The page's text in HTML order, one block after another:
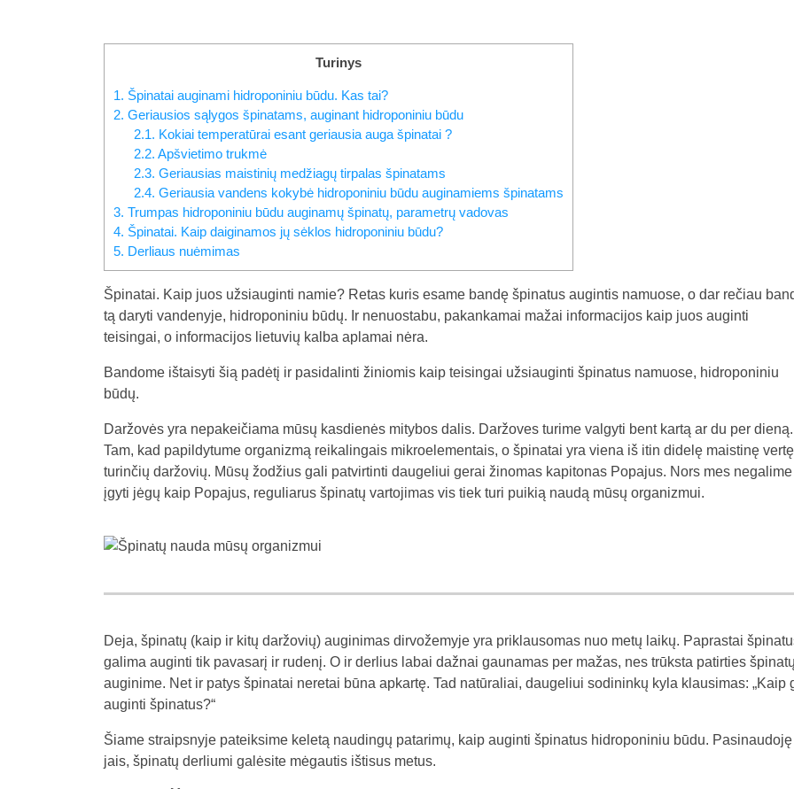
Turinys
1. Špinatai auginami hidroponiniu būdu. Kas tai?
2. Geriausios sąlygos špinatams, auginant hidroponiniu būdu
2.1. Kokiai temperatūrai esant geriausia auga špinatai ?
2.2. Apšvietimo trukmė
2.3. Geriausias maistinių medžiagų tirpalas špinatams
2.4. Geriausia vandens kokybė hidroponiniu būdu auginamiems špinatams
3. Trumpas hidroponiniu būdu auginamų špinatų, parametrų vadovas
4. Špinatai. Kaip daiginamos jų sėklos hidroponiniu būdu?
5. Derliaus nuėmimas
Špinatai. Kaip juos užsiauginti namie? Retas kuris esame bandę špinatus augintis namuose, o dar rečiau
tą daryti vandenyje, hidroponiniu būdų. Ir nenuostabu, pakankamai mažai informacijos kaip juos auginti
teisingai, o informacijos lietuvių kalba aplamai nėra.
Bandome ištaisyti šią padėtį ir pasidalinti žiniomis kaip teisingai užsiauginti špinatus namuose, hidroponiniu
būdų.
Daržovės yra nepakeičiama mūsų kasdienės mitybos dalis. Daržoves turime valgyti bent kartą ar du per dieną.
Tam, kad papildytume organizmą reikalingais mikroelementais, o špinatai yra viena iš itin didelę maistinę vertę
turinčių daržovių. Mūsų žodžius gali patvirtinti daugeliui gerai žinomas kapitonas Popajus. Nors mes negalime
įgyti jėgų kaip Popajus, reguliarus špinatų vartojimas vis tiek turi puikią naudą mūsų organizmui.
Deja, špinatų (kaip ir kitų daržovių) auginimas dirvožemyje yra priklausomas nuo metų laikų. Paprastai
galima auginti tik pavasarį ir rudenį. O ir derlius labai dažnai gaunamas per mažas, nes trūksta patirties špinatų
auginime. Net ir patys špinatai neretai būna apkartę. Tad natūraliai, daugeliui sodininkų kyla klausimas: „Kaip
auginti špinatus?“
Šiame straipsnyje pateiksime keletą naudingų patarimų, kaip auginti špinatus hidroponiniu būdu. Pasinaudoję
jais, špinatų derliumi galėsite mėgautis ištisus metus.